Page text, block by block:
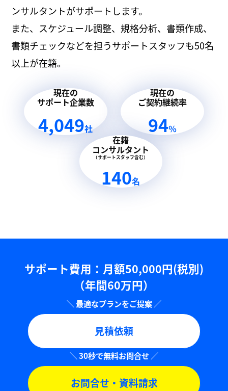
ンサルタントがサポートします。
また、スケジュール調整、規格分析、書類作成、
書類チェックなどを担うサポートスタッフも50名
以上が在籍。
現在の
サポート企業数
4,049社
現在の
ご契約継続率
94％
在籍
コンサルタント
（サポートスタッフ含む）
140名
サポート費用：⽉額50,000円(税別)
（年間60万円）
見積依頼
お問合せ・資料請求